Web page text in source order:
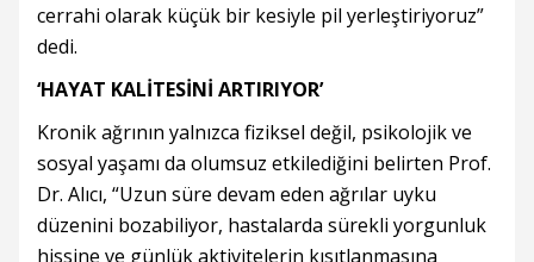
cerrahi olarak küçük bir kesiyle pil yerleştiriyoruz”
dedi.
‘HAYAT KALİTESİNİ ARTIRIYOR’
Kronik ağrının yalnızca fiziksel değil, psikolojik ve
sosyal yaşamı da olumsuz etkilediğini belirten Prof.
Dr. Alıcı, “Uzun süre devam eden ağrılar uyku
düzenini bozabiliyor, hastalarda sürekli yorgunluk
hissine ve günlük aktivitelerin kısıtlanmasına